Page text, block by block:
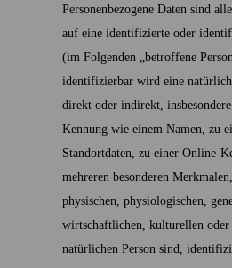
Personenbezogene Daten sind
auf eine identifizierte oder
(im Folgenden „betroffene
identifizierbar wird eine
direkt oder indirekt,
Kennung wie einem Namen, zu
Standortdaten, zu einer Online-
mehreren besonderen
physischen, physiologischen,
wirtschaftlichen, kulturellen oder
natürlichen Person sind,